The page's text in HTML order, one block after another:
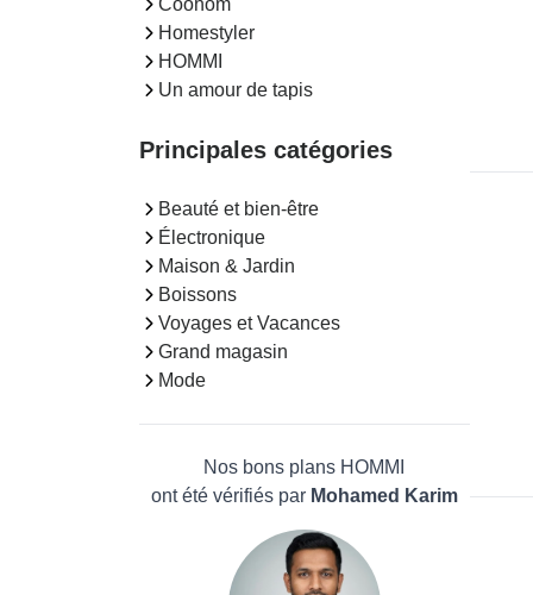
Coohom
Homestyler
HOMMI
Un amour de tapis
Principales catégories
Beauté et bien-être
Électronique
Maison & Jardin
Boissons
Voyages et Vacances
Grand magasin
Mode
Nos bons plans HOMMI
ont été vérifiés par Mohamed Karim